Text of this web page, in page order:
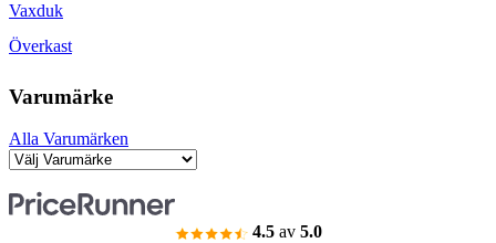
Vaxduk
Överkast
Varumärke
Alla Varumärken
4.5 av 5.0